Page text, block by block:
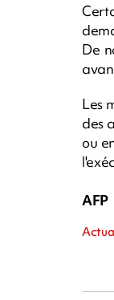
De
Les
des
ou
AFP